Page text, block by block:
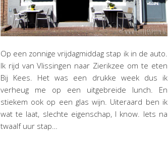
Op een zonnige vrijdagmiddag stap ik in de auto.
Ik rijd van Vlissingen naar Zierikzee om te eten
Bij Kees. Het was een drukke week dus ik
verheug me op een uitgebreide lunch. En
stiekem ook op een glas wijn. Uiteraard ben ik
wat te laat, slechte eigenschap, I know. Iets na
twaalf uur stap…